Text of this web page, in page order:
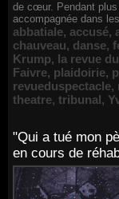
de cœur. Pendant
accompagnée dans
abbatiale, accusé,
chauveau, danse,
Krump, la revue
Faivre, plaidoirie,
revueduspectacle,
theatre, tribunal,
"Qui a tué mon
en cours de